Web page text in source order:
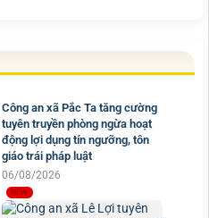
Công an xã Pắc Ta tăng cường
tuyên truyền phòng ngừa hoạt
động lợi dụng tín ngưỡng, tôn
giáo trái pháp luật
06/08/2026